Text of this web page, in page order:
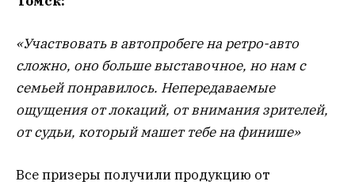
«Участвовать в автопробеге на ретро-авто
сложно, оно больше выставочное, но нам с
семьей понравилось. Непередаваемые
ощущения от локаций, от внимания зрителей,
от судьи, который машет тебе на финише»
Все призеры получили продукцию от